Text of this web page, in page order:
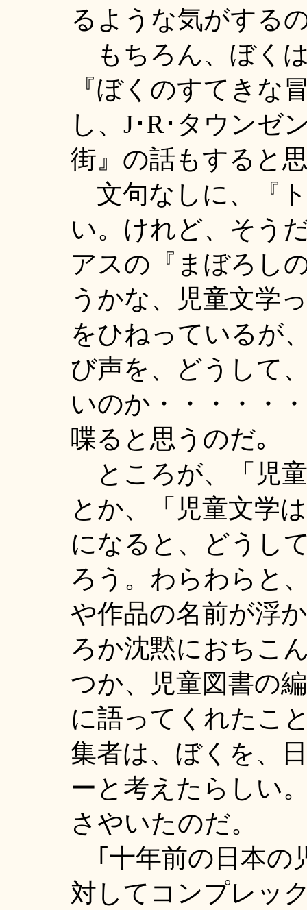
るような気がする
もちろん、ぼく
『ぼくのすてきな
し、J･R･タウンゼ
街』の話もすると
文句なしに、『
い。けれど、そう
アスの『まぼろし
うかな、児童文学
をひねっているが
び声を、どうして
いのか・・・・・
喋ると思うのだ｡
ところが、「児
とか、「児童文学
になると、どうし
ろう。わらわらと
や作品の名前が浮
ろか沈黙におちこ
つか、児童図書の
に語ってくれたこ
集者は、ぼくを、
ーと考えたらしい
さやいたのだ。
｢十年前の日本の
対してコンプレッ